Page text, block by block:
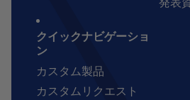
発表
クイックナビゲーショ
ン
カスタム製品
カスタムリクエスト